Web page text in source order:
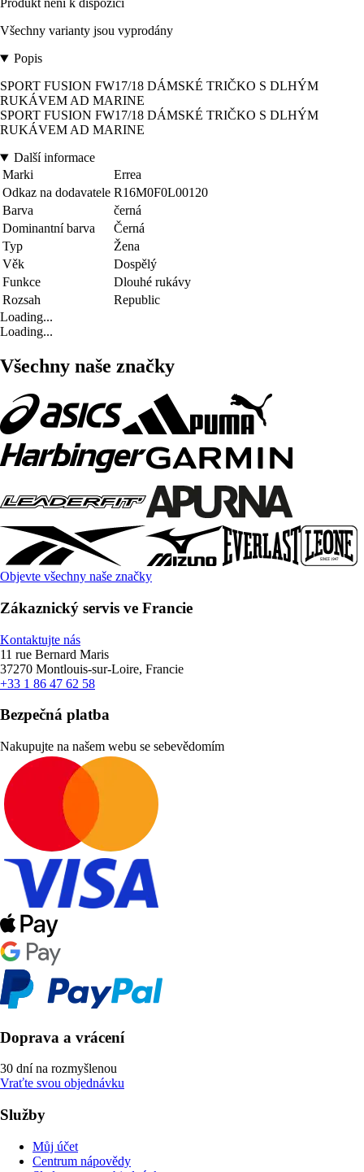
Produkt není k dispozici
Všechny varianty jsou vyprodány
Popis
SPORT FUSION FW17/18 DÁMSKÉ TRIČKO S DLHÝM
RUKÁVEM AD MARINE
SPORT FUSION FW17/18 DÁMSKÉ TRIČKO S DLHÝM
RUKÁVEM AD MARINE
Další informace
Marki
Errea
Odkaz na dodavatele R16M0F0L00120
Barva
černá
Dominantní barva
Černá
Typ
Žena
Věk
Dospělý
Funkce
Dlouhé rukávy
Rozsah
Republic
Loading...
Loading...
Všechny naše značky
Objevte všechny naše značky
Zákaznický servis ve Francie
Kontaktujte nás
11 rue Bernard Maris
37270 Montlouis-sur-Loire, Francie
+33 1 86 47 62 58
Bezpečná platba
Nakupujte na našem webu se sebevědomím
Doprava a vrácení
30 dní na rozmyšlenou
Vraťte svou objednávku
Služby
Můj účet
Centrum nápovědy